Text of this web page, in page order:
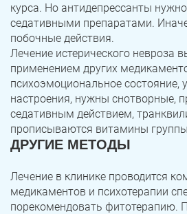
курса. Но антидепрессанты
седативными препаратами.
побочные действия.
Лечение истерического невроза
применением других
психоэмоциональное состояние,
настроения, нужны снотворные,
седативным действием,
прописываются витамины
ДРУГИЕ МЕТОДЫ
Лечение в клинике проводится
медикаментов и психотерапии
порекомендовать фитотерапию.